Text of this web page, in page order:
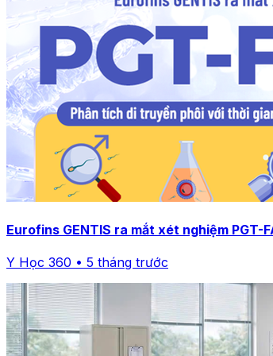
Eurofins GENTIS ra mắt xét nghiệm
Y Học 360 • 5 tháng trước